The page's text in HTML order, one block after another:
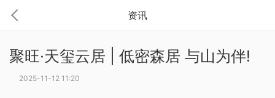
资讯
聚旺·天玺云居 | 低密森居 与山为伴!
2025-11-12 11:20